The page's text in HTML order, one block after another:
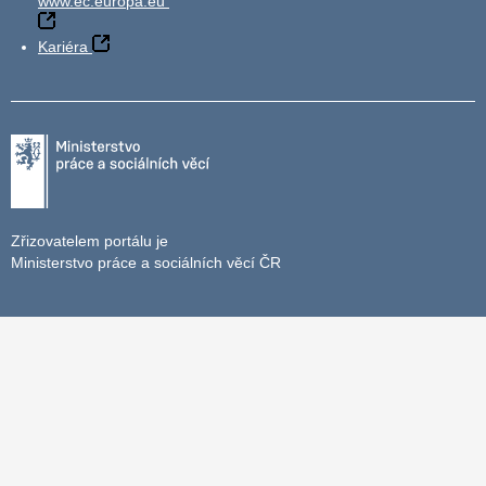
Kariéra
Zřizovatelem portálu je
Ministerstvo práce a sociálních věcí ČR